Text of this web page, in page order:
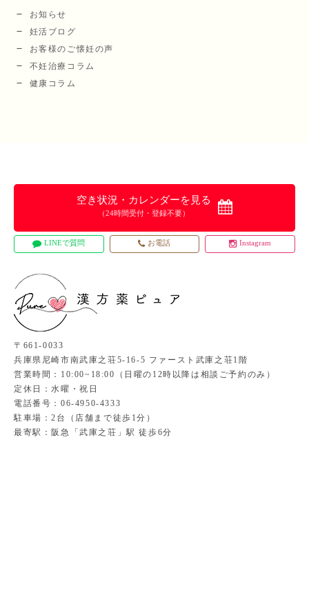
お知らせ
妊活ブログ
お客様のご懐妊の声
不妊治療コラム
健康コラム
〒661-0033
兵庫県尼崎市南武庫之荘5-16-5 ファースト武庫之荘1階
営業時間：10:00~18:00（日曜の12時以降は相談ご予約のみ）
定休日：水曜・祝日
電話番号：06-4950-4333
駐車場：2台（店舗まで徒歩1分）
最寄駅：阪急「武庫之荘」駅 徒歩6分
空き状況・カレンダーを見る
（24時間受付・登録不要）
LINEで質問 お電話 Instagram